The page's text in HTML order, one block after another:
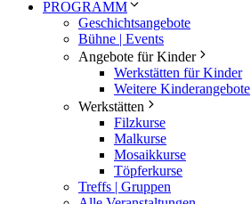
PROGRAMM
Geschichtsangebote
Bühne | Events
Angebote für Kinder
Werkstätten für Kinder
Weitere Kinderangebote
Werkstätten
Filzkurse
Malkurse
Mosaikkurse
Töpferkurse
Treffs | Gruppen